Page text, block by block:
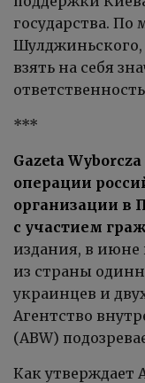
государства.
Шулджиньского,
взять на себя
***
Gazeta
операции
организации в
с участием
издания, в июне
из страны
украинцев и
Агентство
(ABW)
Как утверждает